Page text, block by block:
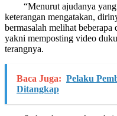
“Menurut ajudanya yang
keterangan mengatakan,
bermasalah melihat
yakni memposting video
terangnya.
Baca Juga: Pelaku
Ditangkap